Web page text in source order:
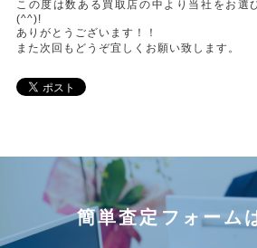
この度は数ある買取店の中より当社をお選
(^^)!
ありがとうございます！！
また次回もどうぞ宜しくお願い致します。
簡単査定フォーム